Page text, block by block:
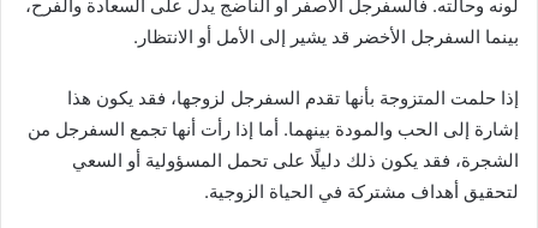
لونه وحالته. فالسفرجل الأصفر أو الناضج يدل على السعادة والفرح،
بينما السفرجل الأخضر قد يشير إلى الأمل أو الانتظار.
إذا حلمت المتزوجة بأنها تقدم السفرجل لزوجها، فقد يكون هذا
إشارة إلى الحب والمودة بينهما. أما إذا رأت أنها تجمع السفرجل من
الشجرة، فقد يكون ذلك دليلًا على تحمل المسؤولية أو السعي
لتحقيق أهداف مشتركة في الحياة الزوجية.